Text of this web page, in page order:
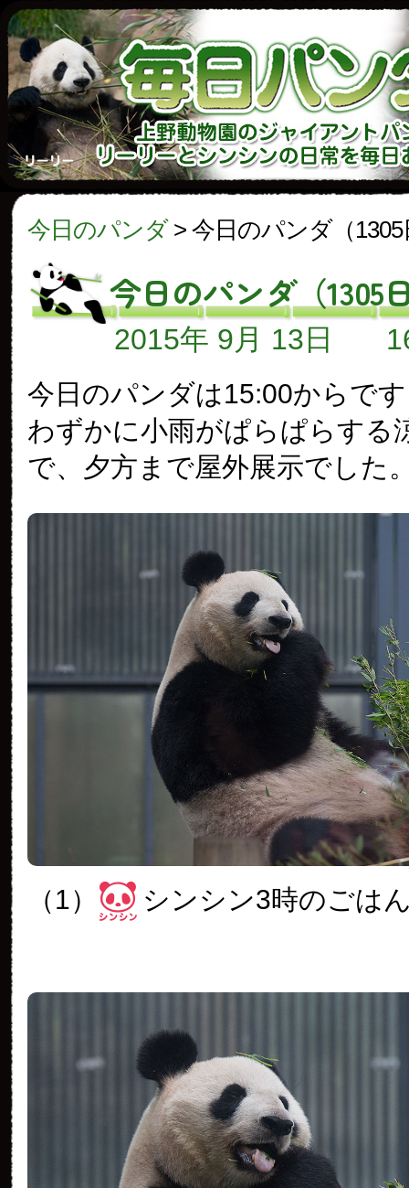
今日のパンダ> 今日のパンダ（1305
今日のパンダ（1305
2015年 9月 13日
今日のパンダは15:00からで
わずかに小雨がぱらぱらする
で、夕方まで屋外展示でした
（1） シンシン3時のごは